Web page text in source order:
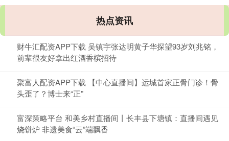
热点资讯
财牛汇配资APP下载 吴镇宇张达明黄子华探望93岁刘兆铭，
前辈很友好拿出红酒香槟招待
聚富人配资APP下载 【中心直播间】运城首家正骨门诊！骨
头歪了？博士来“正”
富深策略平台 和美乡村直播间丨长丰县下塘镇：直播间遇见
烧饼炉 非遗美食“云”端飘香